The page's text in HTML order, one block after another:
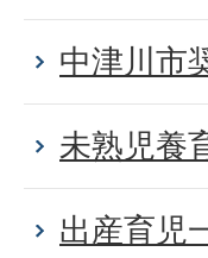
中津川市
未熟児養
出産育児